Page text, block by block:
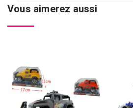
Vous aimerez aussi